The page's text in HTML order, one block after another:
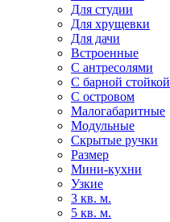
Для студии
Для хрущевки
Для дачи
Встроенные
С антресолями
С барной стойкой
С островом
Малогабаритные
Модульные
Скрытые ручки
Размер
Мини-кухни
Узкие
3 кв. м.
5 кв. м.